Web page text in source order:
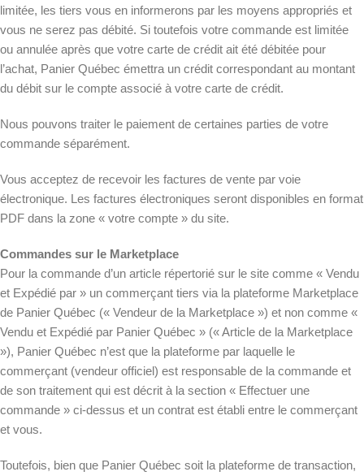
limitée, les tiers vous en informerons par les moyens appropriés et
vous ne serez pas débité. Si toutefois votre commande est limitée
ou annulée après que votre carte de crédit ait été débitée pour
l’achat, Panier Québec émettra un crédit correspondant au montant
du débit sur le compte associé à votre carte de crédit.
Nous pouvons traiter le paiement de certaines parties de votre
commande séparément.
Vous acceptez de recevoir les factures de vente par voie
électronique. Les factures électroniques seront disponibles en format
PDF dans la zone « votre compte » du site.
Commandes sur le Marketplace
Pour la commande d’un article répertorié sur le site comme « Vendu
et Expédié par » un commerçant tiers via la plateforme Marketplace
de Panier Québec (« Vendeur de la Marketplace ») et non comme «
Vendu et Expédié par Panier Québec » (« Article de la Marketplace
»), Panier Québec n’est que la plateforme par laquelle le
commerçant (vendeur officiel) est responsable de la commande et
de son traitement qui est décrit à la section « Effectuer une
commande » ci-dessus et un contrat est établi entre le commerçant
et vous.
Toutefois, bien que Panier Québec soit la plateforme de transaction,